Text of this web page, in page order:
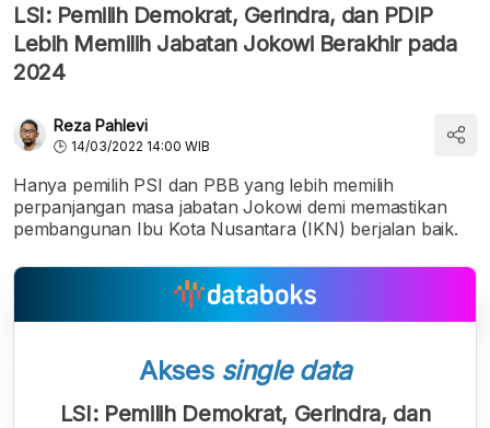
LSI: Pemilih Demokrat, Gerindra, dan PDIP
Lebih Memilih Jabatan Jokowi Berakhir pada
2024
Reza Pahlevi
14/03/2022 14:00 WIB
Hanya pemilih PSI dan PBB yang lebih memilih
perpanjangan masa jabatan Jokowi demi memastikan
pembangunan Ibu Kota Nusantara (IKN) berjalan baik.
Akses single data
LSI: Pemilih Demokrat, Gerindra, dan